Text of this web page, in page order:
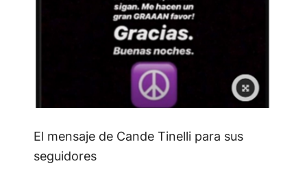
El mensaje de Cande Tinelli para sus
seguidores